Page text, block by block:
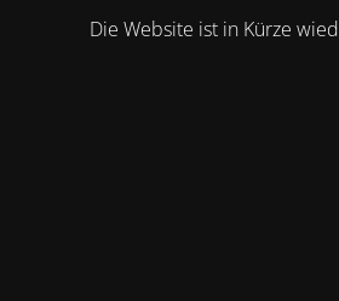
Die Website ist in Kürze